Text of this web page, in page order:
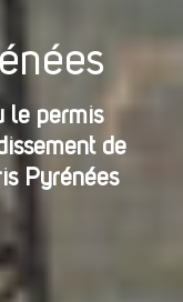
le permis
de
Pyrénées